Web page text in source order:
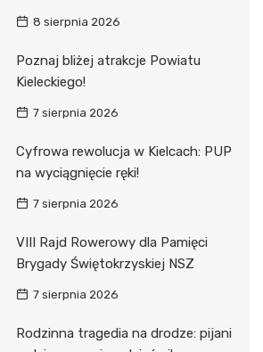
8 sierpnia 2026
Poznaj bliżej atrakcje Powiatu
Kieleckiego!
7 sierpnia 2026
Cyfrowa rewolucja w Kielcach: PUP
na wyciągnięcie ręki!
7 sierpnia 2026
VIII Rajd Rowerowy dla Pamięci
Brygady Świętokrzyskiej NSZ
7 sierpnia 2026
Rodzinna tragedia na drodze: pijani